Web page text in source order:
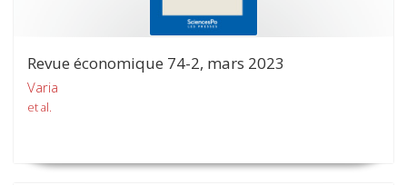
Revue économique 74-2, mars 2023
Varia
et al.